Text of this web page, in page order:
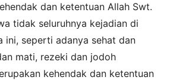
dan ketentuan Allah Swt.
tidak seluruhnya kejadian di
ini, seperti adanya sehat dan
mati, rezeki dan jodoh
kehendak dan ketentuan